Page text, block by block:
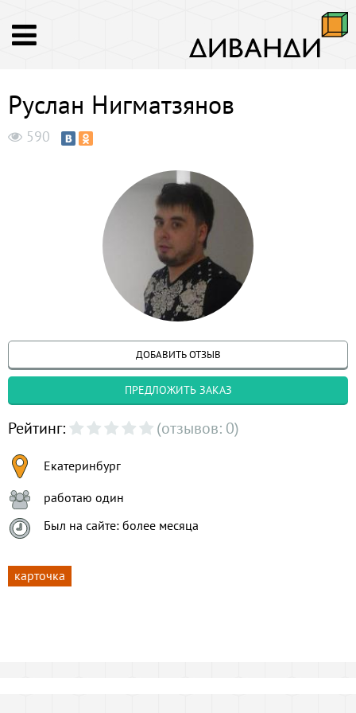
Руслан Нигматзянов
590
ДОБАВИТЬ ОТЗЫВ
ПРЕДЛОЖИТЬ ЗАКАЗ
Рейтинг: (отзывов: 0)
Екатеринбург
работаю один
Был на сайте: более месяца
карточка